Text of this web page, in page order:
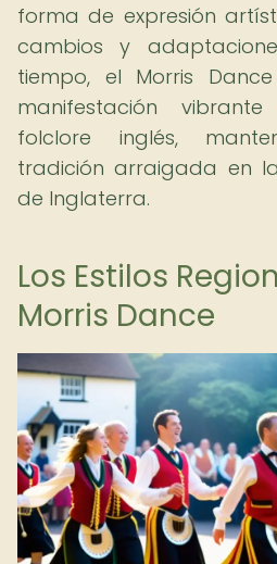
forma de expresión
cambios y
tiempo, el Morris
manifestación
folclore inglés,
tradición arraigada en
de Inglaterra.
Los Estilos
Morris Dance